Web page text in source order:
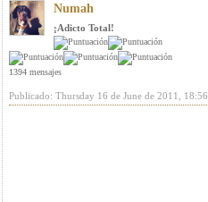
Numah
¡Adicto Total!
1394 mensajes
Publicado: Thursday 16 de June de 2011, 18:56